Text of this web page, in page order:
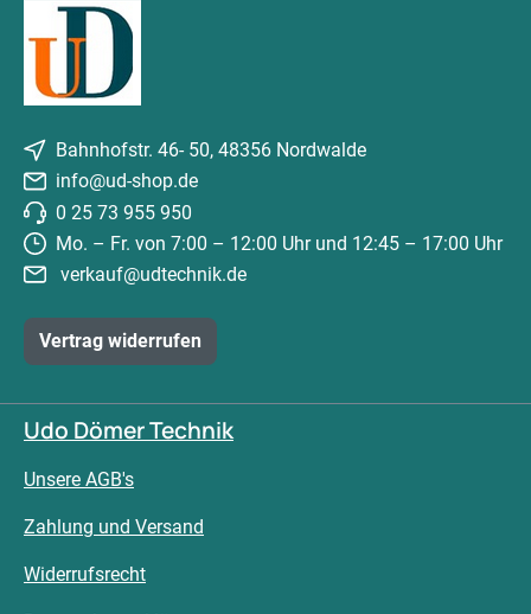
Bahnhofstr. 46- 50, 48356 Nordwalde
info@ud-shop.de
0 25 73 955 950
Mo. – Fr. von 7:00 – 12:00 Uhr und 12:45 – 17:00 Uhr
verkauf@udtechnik.de
Vertrag widerrufen
Udo Dömer Technik
Unsere AGB's
Zahlung und Versand
Widerrufsrecht